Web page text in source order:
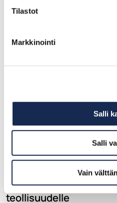
Tilastot
Markkinointi
Salli
Salli
Vain
18.6.2025
Kotkaan suunnitteilla
mittakaavassa
uusiutuvaa
teollisuudelle